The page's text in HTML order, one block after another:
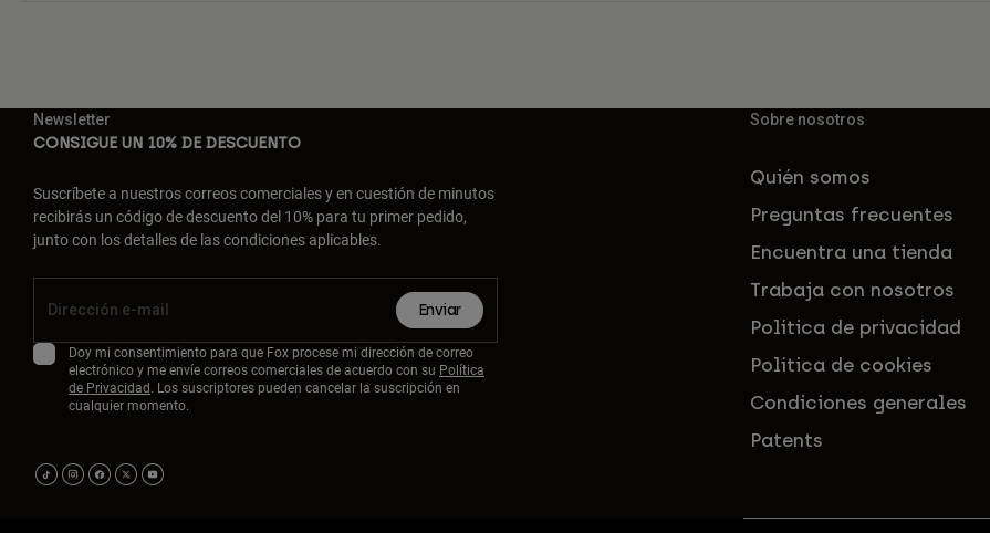
Newsletter
CONSIGUE UN 10% DE DESCUENTO
Suscríbete a nuestros correos comerciales y en cuestión de minutos
recibirás un código de descuento del 10% para tu primer pedido,
junto con los detalles de las condiciones aplicables.
Enviar
Doy mi consentimiento para que Fox procese mi dirección de correo
electrónico y me envíe correos comerciales de acuerdo con su Política
de Privacidad. Los suscriptores pueden cancelar la suscripción en
cualquier momento.
Sobre nosotros
Quién somos
Preguntas frecuentes
Encuentra una tienda
Trabaja con nosotros
Política de privacidad
Política de cookies
Condiciones generales
Patents